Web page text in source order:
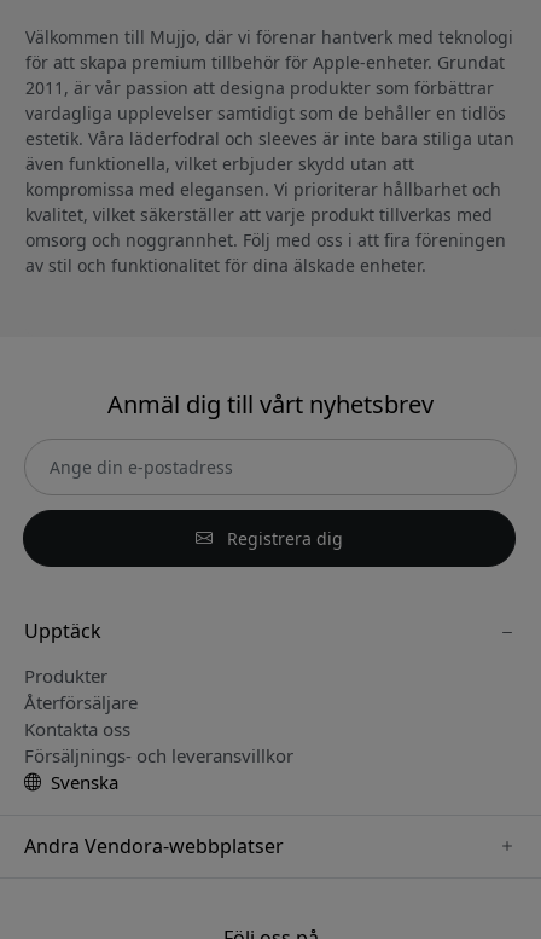
Välkommen till Mujjo, där vi förenar hantverk med teknologi
för att skapa premium tillbehör för Apple-enheter. Grundat
2011, är vår passion att designa produkter som förbättrar
vardagliga upplevelser samtidigt som de behåller en tidlös
estetik. Våra läderfodral och sleeves är inte bara stiliga utan
även funktionella, vilket erbjuder skydd utan att
kompromissa med elegansen. Vi prioriterar hållbarhet och
kvalitet, vilket säkerställer att varje produkt tillverkas med
omsorg och noggrannhet. Följ med oss i att fira föreningen
av stil och funktionalitet för dina älskade enheter.
Anmäl dig till vårt nyhetsbrev
Registrera dig
Upptäck
Produkter
Återförsäljare
Kontakta oss
Försäljnings- och leveransvillkor
Svenska
Andra Vendora-webbplatser